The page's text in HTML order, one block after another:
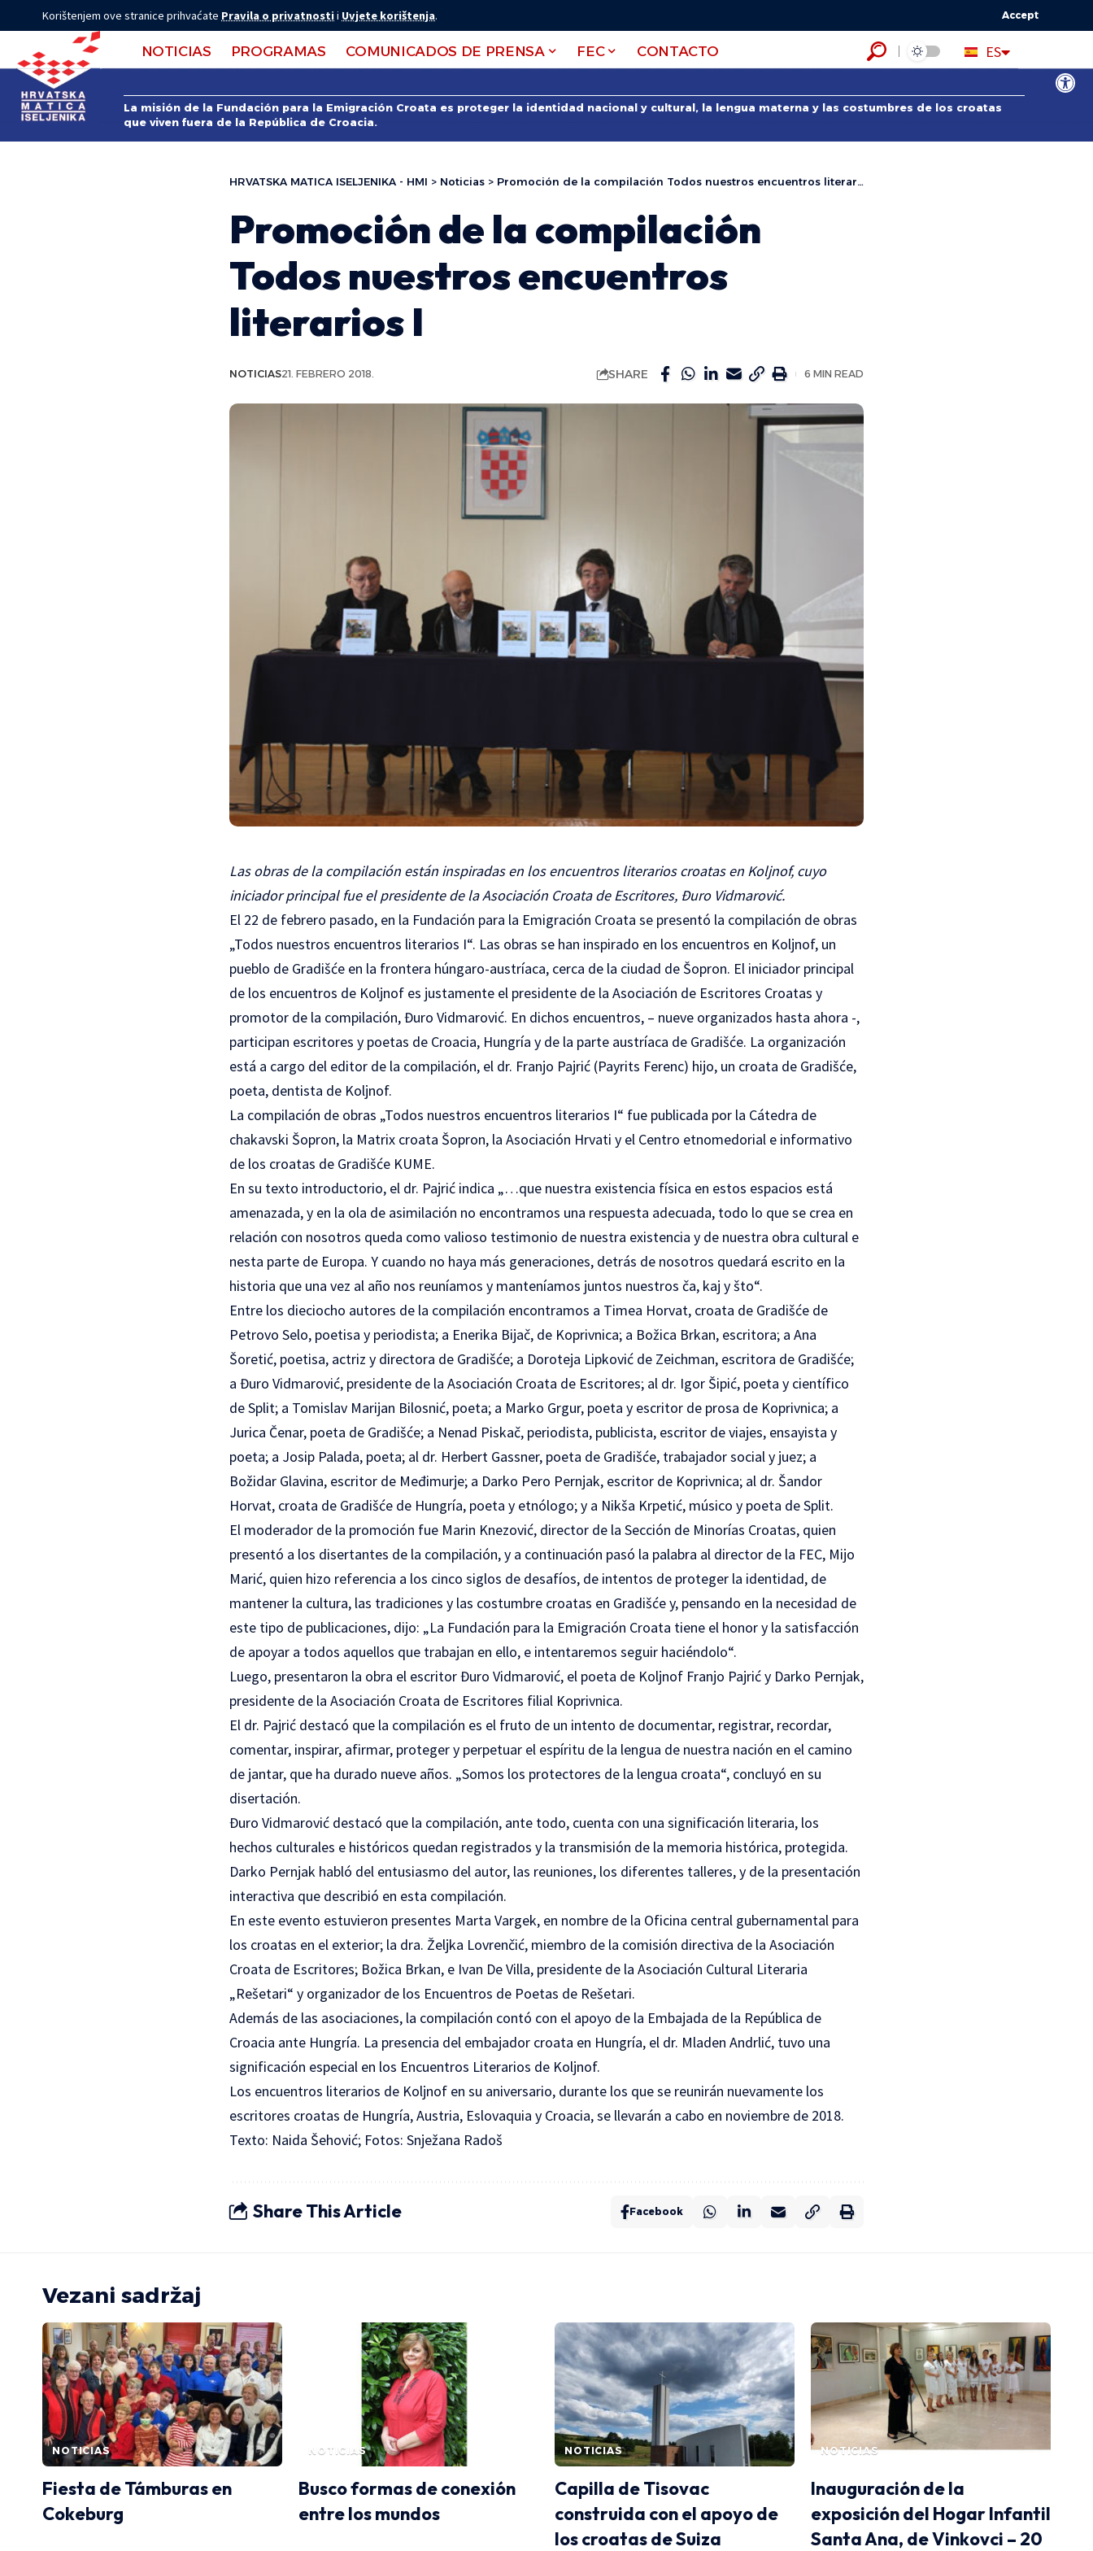
Abrir
Korištenjem ove stranice prihvaćate Pravila o privatnostii Uvjete korištenja. Accept
NOTICIAS PROGRAMAS COMUNICADOS DE PRENSA FEC CONTACTO ES
HR
EN
La misión de la Fundación para la Emigración Croata es proteger la identidad nacional y cultural, la lengua materna y las costumbres de los croatas
que viven fuera de la República de Croacia.
HRVATSKA MATICA ISELJENIKA - HMI > Noticias > Promoción de la compilación Todos nuestros encuentros literarios I
Promoción de la compilación
Todos nuestros encuentros
literarios I
NOTICIAS21. FEBRERO 2018. SHARE 6 MIN READ
Las obras de la compilación están inspiradas en los encuentros literarios croatas en Koljnof, cuyo
iniciador principal fue el presidente de la Asociación Croata de Escritores, Đuro Vidmarović.
El 22 de febrero pasado, en la Fundación para la Emigración Croata se presentó la compilación de obras
„Todos nuestros encuentros literarios I“. Las obras se han inspirado en los encuentros en Koljnof, un
pueblo de Gradišće en la frontera húngaro-austríaca, cerca de la ciudad de Šopron. El iniciador principal
de los encuentros de Koljnof es justamente el presidente de la Asociación de Escritores Croatas y
promotor de la compilación, Đuro Vidmarović. En dichos encuentros, – nueve organizados hasta ahora -,
participan escritores y poetas de Croacia, Hungría y de la parte austríaca de Gradišće. La organización
está a cargo del editor de la compilación, el dr. Franjo Pajrić (Payrits Ferenc) hijo, un croata de Gradišće,
poeta, dentista de Koljnof.
La compilación de obras „Todos nuestros encuentros literarios I“ fue publicada por la Cátedra de
chakavski Šopron, la Matrix croata Šopron, la Asociación Hrvati y el Centro etnomedorial e informativo
de los croatas de Gradišće KUME.
En su texto introductorio, el dr. Pajrić indica „…que nuestra existencia física en estos espacios está
amenazada, y en la ola de asimilación no encontramos una respuesta adecuada, todo lo que se crea en
relación con nosotros queda como valioso testimonio de nuestra existencia y de nuestra obra cultural e
nesta parte de Europa. Y cuando no haya más generaciones, detrás de nosotros quedará escrito en la
historia que una vez al año nos reuníamos y manteníamos juntos nuestros ča, kaj y što“.
Entre los dieciocho autores de la compilación encontramos a Timea Horvat, croata de Gradišće de
Petrovo Selo, poetisa y periodista; a Enerika Bijač, de Koprivnica; a Božica Brkan, escritora; a Ana
Šoretić, poetisa, actriz y directora de Gradišće; a Doroteja Lipković de Zeichman, escritora de Gradišće;
a Đuro Vidmarović, presidente de la Asociación Croata de Escritores; al dr. Igor Šipić, poeta y científico
de Split; a Tomislav Marijan Bilosnić, poeta; a Marko Grgur, poeta y escritor de prosa de Koprivnica; a
Jurica Čenar, poeta de Gradišće; a Nenad Piskač, periodista, publicista, escritor de viajes, ensayista y
poeta; a Josip Palada, poeta; al dr. Herbert Gassner, poeta de Gradišće, trabajador social y juez; a
Božidar Glavina, escritor de Međimurje; a Darko Pero Pernjak, escritor de Koprivnica; al dr. Šandor
Horvat, croata de Gradišće de Hungría, poeta y etnólogo; y a Nikša Krpetić, músico y poeta de Split.
El moderador de la promoción fue Marin Knezović, director de la Sección de Minorías Croatas, quien
presentó a los disertantes de la compilación, y a continuación pasó la palabra al director de la FEC, Mijo
Marić, quien hizo referencia a los cinco siglos de desafíos, de intentos de proteger la identidad, de
mantener la cultura, las tradiciones y las costumbre croatas en Gradišće y, pensando en la necesidad de
este tipo de publicaciones, dijo: „La Fundación para la Emigración Croata tiene el honor y la satisfacción
de apoyar a todos aquellos que trabajan en ello, e intentaremos seguir haciéndolo“.
Luego, presentaron la obra el escritor Đuro Vidmarović, el poeta de Koljnof Franjo Pajrić y Darko Pernjak,
presidente de la Asociación Croata de Escritores filial Koprivnica.
El dr. Pajrić destacó que la compilación es el fruto de un intento de documentar, registrar, recordar,
comentar, inspirar, afirmar, proteger y perpetuar el espíritu de la lengua de nuestra nación en el camino
de jantar, que ha durado nueve años. „Somos los protectores de la lengua croata“, concluyó en su
disertación.
Đuro Vidmarović destacó que la compilación, ante todo, cuenta con una significación literaria, los
hechos culturales e históricos quedan registrados y la transmisión de la memoria histórica, protegida.
Darko Pernjak habló del entusiasmo del autor, las reuniones, los diferentes talleres, y de la presentación
interactiva que describió en esta compilación.
En este evento estuvieron presentes Marta Vargek, en nombre de la Oficina central gubernamental para
los croatas en el exterior; la dra. Željka Lovrenčić, miembro de la comisión directiva de la Asociación
Croata de Escritores; Božica Brkan, e Ivan De Villa, presidente de la Asociación Cultural Literaria
„Rešetari“ y organizador de los Encuentros de Poetas de Rešetari.
Además de las asociaciones, la compilación contó con el apoyo de la Embajada de la República de
Croacia ante Hungría. La presencia del embajador croata en Hungría, el dr. Mladen Andrlić, tuvo una
significación especial en los Encuentros Literarios de Koljnof.
Los encuentros literarios de Koljnof en su aniversario, durante los que se reunirán nuevamente los
escritores croatas de Hungría, Austria, Eslovaquia y Croacia, se llevarán a cabo en noviembre de 2018.
Texto: Naida Šehović; Fotos: Snježana Radoš
Share This Article Facebook
Vezani sadržaj
NOTICIAS
Fiesta de Támburas en
Cokeburg
NOTICIAS
Busco formas de conexión
entre los mundos
NOTICIAS
Capilla de Tisovac
construida con el apoyo de
los croatas de Suiza
NOTICIAS
Inauguración de la
exposición del Hogar Infantil
Santa Ana, de Vinkovci – 20